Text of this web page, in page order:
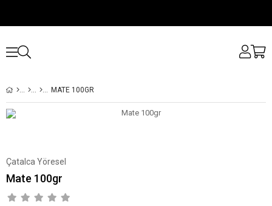
MATE 100GR
Çatalca Yöresel
Mate 100gr